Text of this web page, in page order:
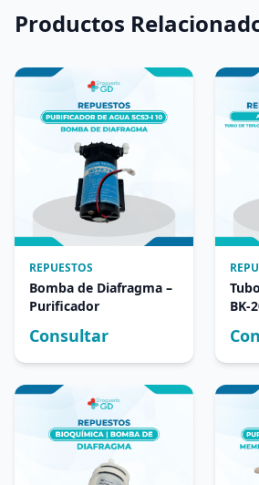
Productos
REPUESTOS
Bomba de Diafragma –
Purificador
Consultar
BK-